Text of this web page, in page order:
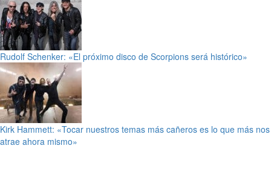
Rudolf Schenker: «El próximo disco de Scorpions será histórico»
Kirk Hammett: «Tocar nuestros temas más cañeros es lo que más nos
atrae ahora mismo»